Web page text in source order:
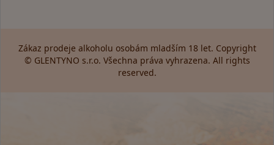
Zákaz prodeje alkoholu osobám mladším 18 let. Copyright
© GLENTYNO s.r.o. Všechna práva vyhrazena. All rights
reserved.